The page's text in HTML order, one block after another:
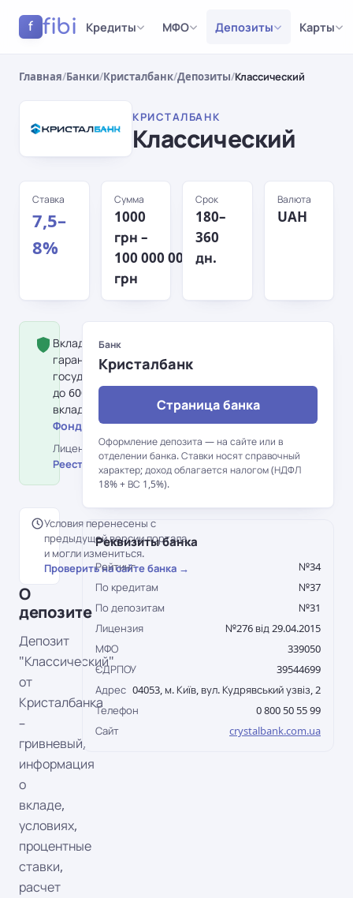
f fibi Кредиты МФО Депозиты Карты
Главная/Банки/Кристалбанк/Депозиты/Классический
КРИСТАЛБАНК
Классический
Ставка
7,5–
8%
Сумма
1000
грн –
100 000 000
грн
Срок
180–
360
дн.
Валюта
UAH
Вклад застрахован Фондом
гарантирования вкладов физлиц:
государство гарантирует возврат
до 600 000 грн на одного
вкладчика в банке.
Фонд гарантирования вкладов →
Лицензия НБУ №276 від 29.04.2015 ·
Реестр НБУ →
Условия перенесены с
предыдущей версии портала
и могли измениться.
Проверить на сайте банка →
О
депозите
Депозит
"Классический"
от
Кристалбанка
–
гривневый,
информация
о
вкладе,
условиях,
процентные
ставки,
расчет
Банк
Кристалбанк
Страница банка
Оформление депозита — на сайте или в
отделении банка. Ставки носят справочный
характер; доход облагается налогом (НДФЛ
18% + ВС 1,5%).
Реквизиты банка
Рейтинг
№34
По кредитам
№37
По депозитам
№31
Лицензия
№276 від 29.04.2015
МФО
339050
ЄДРПОУ
39544699
Адрес 04053, м. Київ, вул. Кудрявський узвіз, 2
Телефон
0 800 50 55 99
Сайт
crystalbank.com.ua